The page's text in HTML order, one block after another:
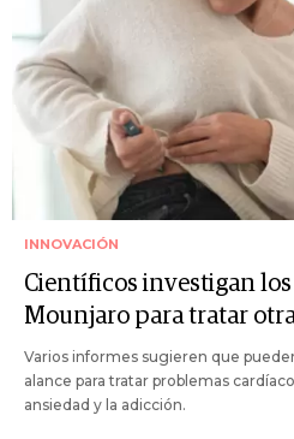
INNOVACIÓN
Científicos investigan
Mounjaro para tratar
Varios informes sugieren que
alance para tratar problemas
ansiedad y la adicción.